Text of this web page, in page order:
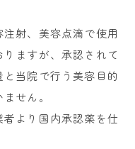
射、美容点滴で使用
ますが、承認されて
当院で行う美容目的
せん。
者より国内承認薬を仕